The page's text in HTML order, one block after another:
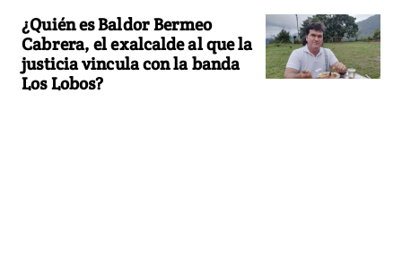
¿Quién es Baldor Bermeo
Cabrera, el exalcalde al que la
justicia vincula con la banda
Los Lobos?